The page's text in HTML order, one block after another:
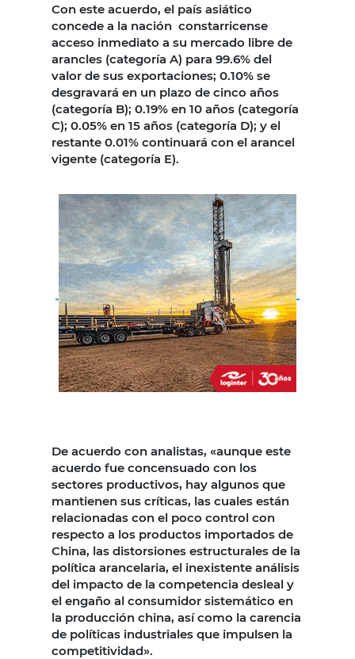
Con este acuerdo, el país asiático
concede a la nación constarricense
acceso inmediato a su mercado libre de
arancles (categoría A) para 99.6% del
valor de sus exportaciones; 0.10% se
desgravará en un plazo de cinco años
(categoría B); 0.19% en 10 años (categoría
C); 0.05% en 15 años (categoría D); y el
restante 0.01% continuará con el arancel
vigente (categoría E).
De acuerdo con analistas, «aunque este
acuerdo fue concensuado con los
sectores productivos, hay algunos que
mantienen sus críticas, las cuales están
relacionadas con el poco control con
respecto a los productos importados de
China, las distorsiones estructurales de la
política arancelaria, el inexistente análisis
del impacto de la competencia desleal y
el engaño al consumidor sistemático en
la producción china, así como la carencia
de políticas industriales que impulsen la
competitividad».